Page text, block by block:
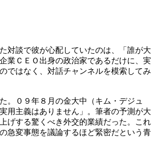
対談で彼が心配していたのは、「誰が大
業ＣＥＯ出身の政治家であるだけに、実
ではなく、対話チャンネルを模索してみ
。０９年８月の金大中（キム・デジュ
用主義はありません」。筆者の予測が大
げする驚くべき外交的業績だった。これ
急変事態を議論するほど緊密だという青